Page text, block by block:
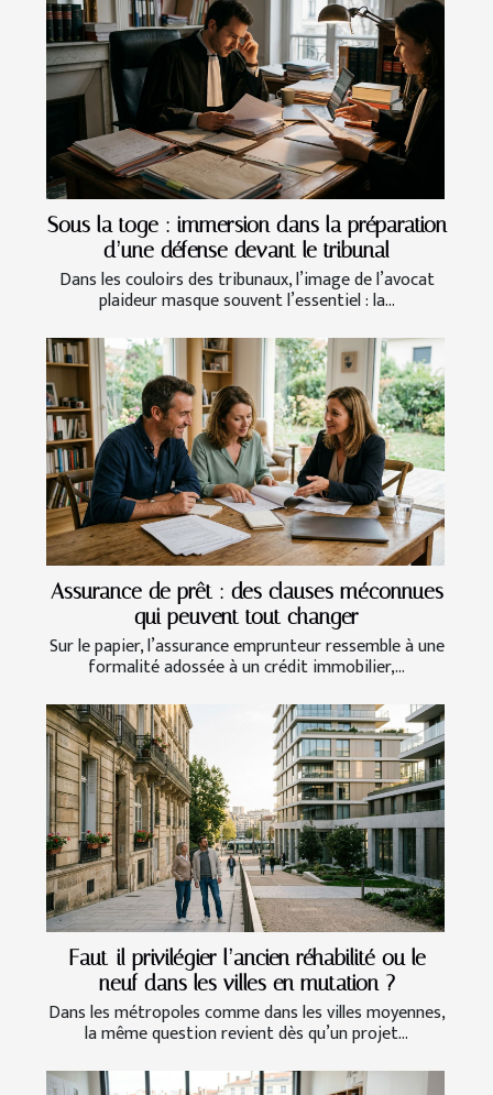
Sous la toge : immersion dans la préparation
d’une défense devant le tribunal
Dans les couloirs des tribunaux, l’image de l’avocat
plaideur masque souvent l’essentiel : la...
Assurance de prêt : des clauses méconnues
qui peuvent tout changer
Sur le papier, l’assurance emprunteur ressemble à une
formalité adossée à un crédit immobilier,...
Faut-il privilégier l’ancien réhabilité ou le
neuf dans les villes en mutation ?
Dans les métropoles comme dans les villes moyennes,
la même question revient dès qu’un projet...